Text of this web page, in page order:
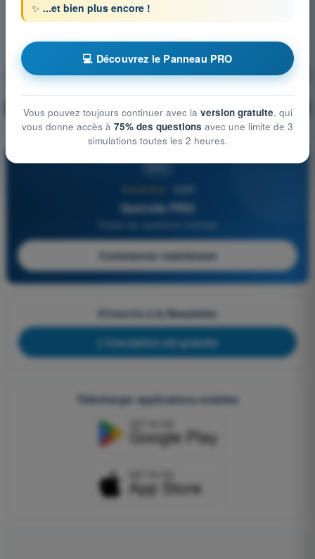
Météorologie S'entraîner !
🔒 PRO Explication de la question
4,6/5
Quizvds PRO
Commencer maintenant
S'inscrire à la Newsletter
L'inscription est gratuite
Télécharger applications mobiles
✨ ...et bien plus encore !
💻 Découvrez le Panneau PRO
Vous pouvez toujours continuer avec la version gratuite, qui
vous donne accès à 75% des questions avec une limite de 3
simulations toutes les 2 heures.